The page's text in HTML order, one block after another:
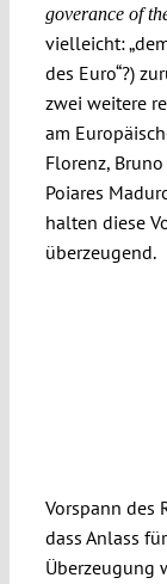
goverance of
vielleicht:
des Euro“?)
zwei weitere
am
Florenz,
Poiares
halten diese
überzeugend.
Vorspann des
dass Anlass
Überzeugung